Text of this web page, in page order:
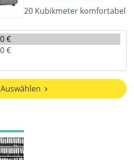
20 Kubikmeter komfortabel
Auswählen